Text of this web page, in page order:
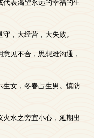
代表渴望永远的幸福的生
，大经营，大失败。
见不合，思想难沟通，
生女，冬春占生男。慎防
水之旁宜小心，延期出